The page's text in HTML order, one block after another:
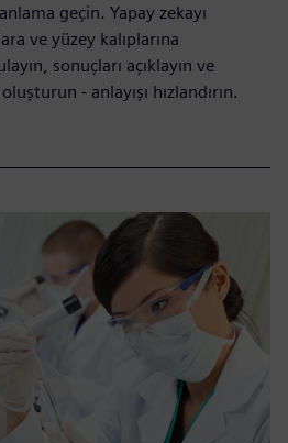
geçin. Yapay zekayı
ve yüzey kalıplarına
sonuçları açıklayın ve
- anlayışı hızlandırın.